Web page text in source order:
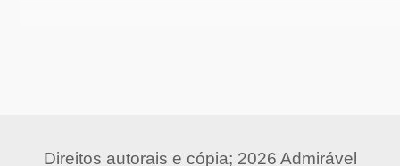
Direitos autorais e cópia; 2026 Admirável